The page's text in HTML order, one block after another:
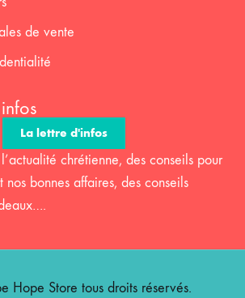
de vente
La lettre d'infos
chrétienne, des conseils pour
bonnes affaires, des conseils
Hope Store tous droits réservés.